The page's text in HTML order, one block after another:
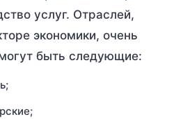
услуг. Отраслей,
экономики, очень
быть следующие: